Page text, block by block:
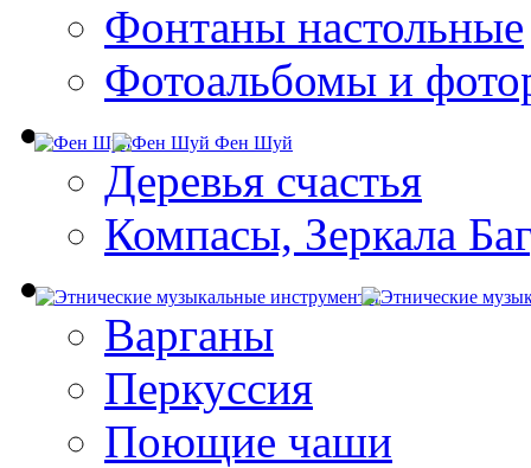
Фонтаны настольные
Фотоальбомы и
Фен Шуй
Деревья счастья
Компасы, Зеркала
Варганы
Перкуссия
Поющие чаши